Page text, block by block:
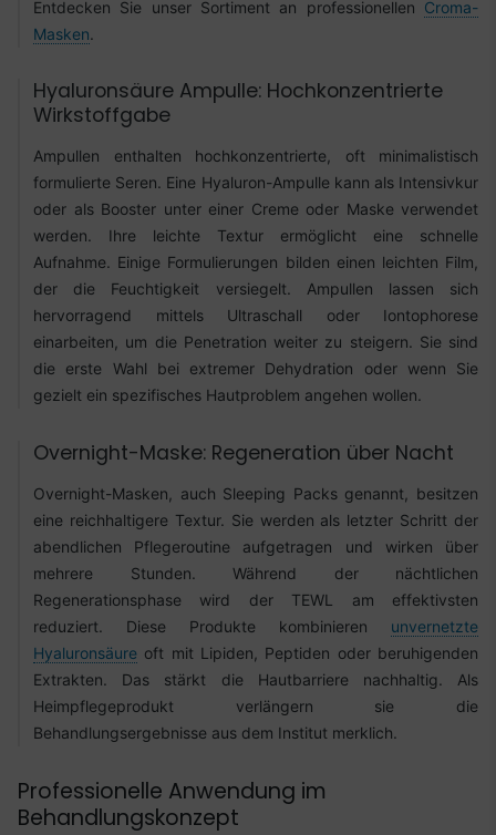
Entdecken Sie unser Sortiment an professionellen Croma-
Masken.
Hyaluronsäure Ampulle: Hochkonzentrierte
Wirkstoffgabe
Ampullen enthalten hochkonzentrierte, oft minimalistisch
formulierte Seren. Eine Hyaluron-Ampulle kann als Intensivkur
oder als Booster unter einer Creme oder Maske verwendet
werden. Ihre leichte Textur ermöglicht eine schnelle
Aufnahme. Einige Formulierungen bilden einen leichten Film,
der die Feuchtigkeit versiegelt. Ampullen lassen sich
hervorragend mittels Ultraschall oder Iontophorese
einarbeiten, um die Penetration weiter zu steigern. Sie sind
die erste Wahl bei extremer Dehydration oder wenn Sie
gezielt ein spezifisches Hautproblem angehen wollen.
Overnight-Maske: Regeneration über Nacht
Overnight-Masken, auch Sleeping Packs genannt, besitzen
eine reichhaltigere Textur. Sie werden als letzter Schritt der
abendlichen Pflegeroutine aufgetragen und wirken über
mehrere Stunden. Während der nächtlichen
Regenerationsphase wird der TEWL am effektivsten
reduziert. Diese Produkte kombinieren unvernetzte
Hyaluronsäure oft mit Lipiden, Peptiden oder beruhigenden
Extrakten. Das stärkt die Hautbarriere nachhaltig. Als
Heimpflegeprodukt verlängern sie die
Behandlungsergebnisse aus dem Institut merklich.
Professionelle Anwendung im
Behandlungskonzept